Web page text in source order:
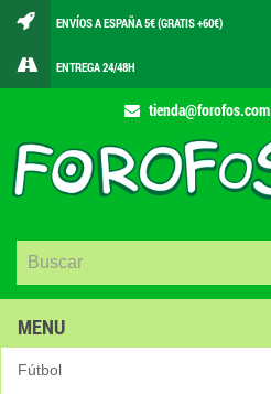
ENVÍOS A ESPAÑA 5€ (GRATIS +60€)
ENTREGA 24/48H
tienda@forofos.com
MENU
Fútbol